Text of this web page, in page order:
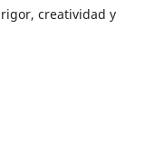
creatividad y